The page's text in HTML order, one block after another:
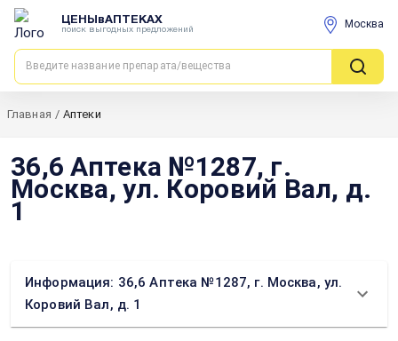
ЦЕНЫвАПТЕКАХ
поиск выгодных предложений Москва
Главная / Аптеки
36,6 Аптека №1287, г.
Москва, ул. Коровий Вал, д.
1
Информация: 36,6 Аптека №1287, г. Москва, ул.
Коровий Вал, д. 1